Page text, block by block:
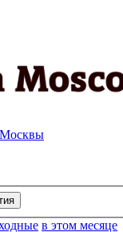
Москвы
в этом месяце